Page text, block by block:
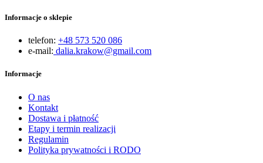
Informacje o sklepie
telefon: +48 573 520 086
e-mail: dalia.krakow@gmail.com
Informacje
O nas
Kontakt
Dostawa i płatność
Etapy i termin realizacji
Regulamin
Polityka prywatności i RODO